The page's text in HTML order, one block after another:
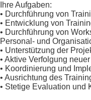
Ihre Aufgaben:
• Durchführung von
• Entwicklung von
• Durchführung von
Personal- und
• Unterstützung der
• Aktive Verfolgung
• Koordinierung und
• Ausrichtung des
• Stetige Evaluation und